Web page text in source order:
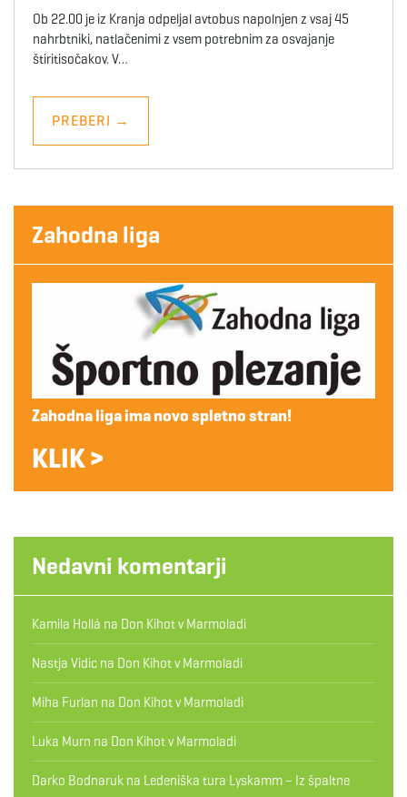
Ob 22.00 je iz Kranja odpeljal avtobus napolnjen z vsaj 45
nahrbtniki, natlačenimi z vsem potrebnim za osvajanje
štiritisočakov. V…
PREBERI →
Zahodna liga
Zahodna liga ima novo spletno stran!
KLIK >
Nedavni komentarji
Kamila Hollá na Don Kihot v Marmoladi
Nastja Vidic na Don Kihot v Marmoladi
Miha Furlan na Don Kihot v Marmoladi
Luka Murn na Don Kihot v Marmoladi
Darko Bodnaruk na Ledeniška tura Lyskamm – Iz špaltne